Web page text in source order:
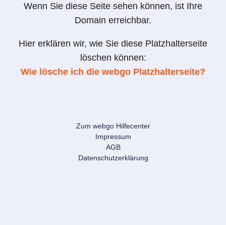
Wenn Sie diese Seite sehen können, ist Ihre
Domain erreichbar.
Hier erklären wir, wie Sie diese Platzhalterseite
löschen können:
Wie lösche ich die webgo Platzhalterseite?
Zum webgo Hilfecenter
Impressum
AGB
Datenschutzerklärung